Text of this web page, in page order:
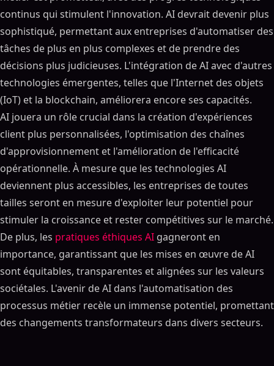
continus qui stimulent l'innovation. AI devrait devenir plus
sophistiqué, permettant aux entreprises d'automatiser des
tâches de plus en plus complexes et de prendre des
décisions plus judicieuses. L'intégration de AI avec d'autres
technologies émergentes, telles que l'Internet des objets
(IoT) et la blockchain, améliorera encore ses capacités.
AI jouera un rôle crucial dans la création d'expériences
client plus personnalisées, l'optimisation des chaînes
d'approvisionnement et l'amélioration de l'efficacité
opérationnelle. À mesure que les technologies AI
deviennent plus accessibles, les entreprises de toutes
tailles seront en mesure d'exploiter leur potentiel pour
stimuler la croissance et rester compétitives sur le marché.
De plus, les pratiques éthiques AI gagneront en
importance, garantissant que les mises en œuvre de AI
sont équitables, transparentes et alignées sur les valeurs
sociétales. L'avenir de AI dans l'automatisation des
processus métier recèle un immense potentiel, promettant
des changements transformateurs dans divers secteurs.